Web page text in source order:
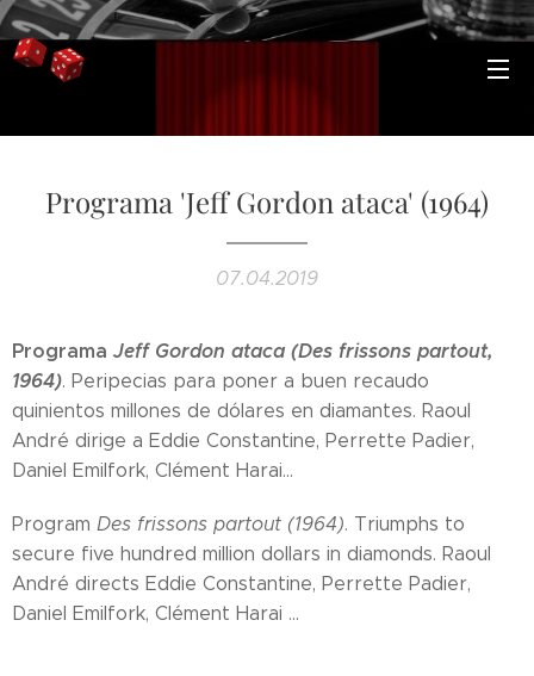
Programa 'Jeff Gordon ataca' (1964)
07.04.2019
Programa Jeff Gordon ataca (Des frissons partout,
1964). Peripecias para poner a buen recaudo
quinientos millones de dólares en diamantes. Raoul
André dirige a Eddie Constantine, Perrette Padier,
Daniel Emilfork, Clément Harai...
Program Des frissons partout (1964). Triumphs to
secure five hundred million dollars in diamonds. Raoul
André directs Eddie Constantine, Perrette Padier,
Daniel Emilfork, Clément Harai ...